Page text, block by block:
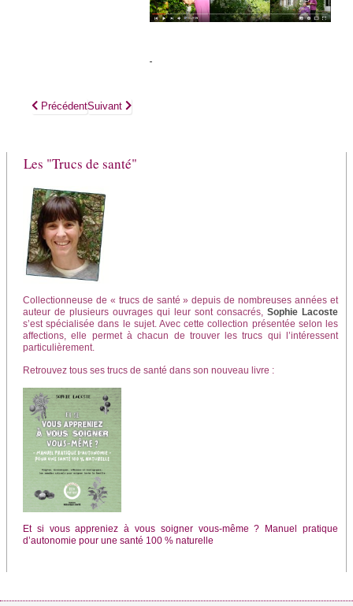
Article précédent : JAMBES LOURDES et autres problèmes
PrécédentArticle suivant : ALLERGIES, rhume des foins, eczéma,
Suivant
Les "Trucs de santé"
Collectionneuse de « trucs de santé » depuis de nombreuses années et
auteur de plusieurs ouvrages qui leur sont consa­crés, Sophie Lacoste
s’est spécialisée dans le sujet. Avec cette collection présentée se­lon les
affections, elle per­met à chacun de trouver les trucs qui l’inté­ressent
particulière­ment.
Retrouvez tous ses trucs de santé dans son nouveau livre :
Et si vous appreniez à vous soigner vous-même ? Manuel pratique
d’autonomie pour une santé 100 % naturelle